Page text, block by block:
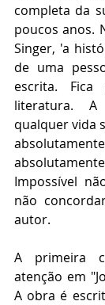
completa da
poucos anos.
Singer, 'a
de uma
escrita.
literatura.
qualquer vida
Impossível
não
autor.
A primeira
atenção em
A obra é